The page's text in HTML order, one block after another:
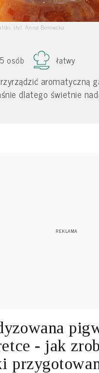
styl. Anna Borowska
osób łatwy
aromatyczną
dlatego świetnie
- jak